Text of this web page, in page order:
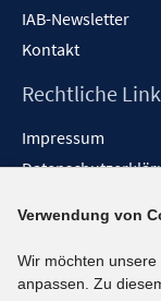
IAB-Newsletter
Kontakt
Rechtliche
Impressum
Barrieren melden
Social-Media-
Verwendung von
Wir möchten
anpassen. Zu